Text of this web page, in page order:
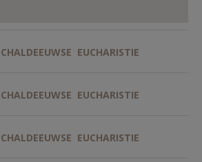
CHALDEEUWSE EUCHARISTIE
CHALDEEUWSE EUCHARISTIE
CHALDEEUWSE EUCHARISTIE